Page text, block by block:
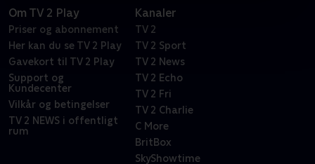
Om TV 2 Play
Priser og abonnement
Her kan du se TV 2 Play
Gavekort til TV 2 Play
Support og
Kundecenter
Vilkår og betingelser
TV 2 NEWS i offentligt
rum
Kanaler
TV 2
TV 2 Sport
TV 2 News
TV 2 Echo
TV 2 Fri
TV 2 Charlie
C More
BritBox
SkyShowtime